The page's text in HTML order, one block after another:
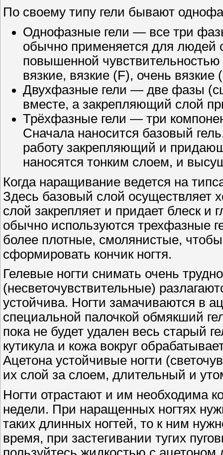
По своему типу гели бывают
Однофазные гели — все три
обычно применяется для людей
повышенной
вязкие, вязкие (F), очень вязкие
Двухфазные гели — две фазы
вместе, а закрепляющий слой
Трёхфазные гели — три
Сначала наносится базовый
работу закрепляющий и
наносятся тонким слоем, и
Когда наращивание ведется на
Здесь базовый слой осуществляет
слой закрепляет и придает блеск
обычно используются трехфазные
более плотные, смолянистые,
сформировать кончик ногтя.
Гелевые ногти снимать очень
(несветочувствительные)
устойчива. Ногти замачиваются в
специальной палочкой обмякший
пока не будет удален весь старый
кутикула и кожа вокруг
Ацетона устойчивые ногти
их слой за слоем, длительный и
Ногти отрастают и им необходима
недели. При наращенных ногтях
таких длинных ногтей, то к ним
время, при застегивании тугих